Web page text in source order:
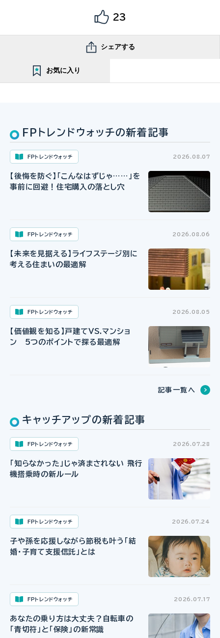
23
シェアする
お気に入り
FPトレンドウォッチの新着記事
FPトレンドウォッチ 2026.08.07
【後悔を防ぐ】「こんなはずじゃ……」を
事前に回避！住宅購入の落とし穴
FPトレンドウォッチ 2026.08.06
【未来を見据える】ライフステージ別に
考える住まいの最適解
FPトレンドウォッチ 2026.08.05
【価値観を知る】戸建てVS.マンショ
ン 5つのポイントで探る最適解
記事一覧へ
キャッチアップの新着記事
FPトレンドウォッチ 2026.07.28
「知らなかった」じゃ済まされない 飛行
機搭乗時の新ルール
FPトレンドウォッチ 2026.07.24
子や孫を応援しながら節税も叶う「結
婚・子育て支援信託」とは
FPトレンドウォッチ 2026.07.17
あなたの乗り方は大丈夫？自転車の
「青切符」と「保険」の新常識